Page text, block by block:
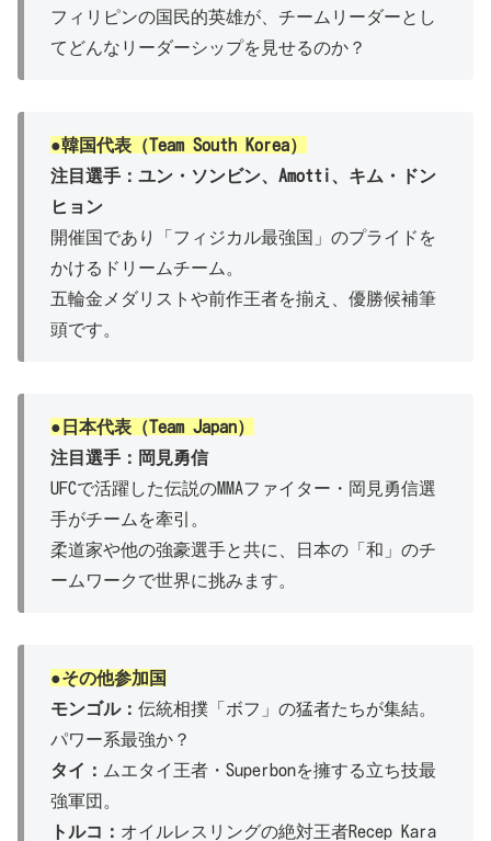
フィリピンの国民的英雄が、チームリーダーとし
てどんなリーダーシップを見せるのか？
●韓国代表（Team South Korea）
注目選手：ユン・ソンビン、Amotti、キム・ドン
ヒョン
開催国であり「フィジカル最強国」のプライドを
かけるドリームチーム。
五輪金メダリストや前作王者を揃え、優勝候補筆
頭です。
●日本代表（Team Japan）
注目選手：岡見勇信
UFCで活躍した伝説のMMAファイター・岡見勇信選
手がチームを牽引。
柔道家や他の強豪選手と共に、日本の「和」のチ
ームワークで世界に挑みます。
●その他参加国
モンゴル： 伝統相撲「ボフ」の猛者たちが集結。
パワー系最強か？
タイ： ムエタイ王者・Superbonを擁する立ち技最
強軍団。
トルコ： オイルレスリングの絶対王者Recep Kara